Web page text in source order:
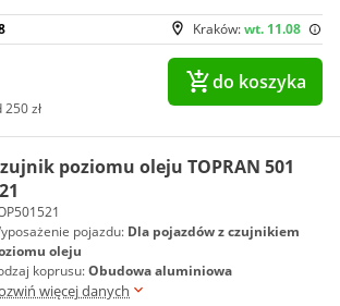
Kraków:wt. 11.08
zł
do koszyka
poziomu oleju TOPRAN 501
pojazdu: Dla pojazdów z czujnikiem
oleju
koprusu:Obudowa aluminiowa
więcej danych